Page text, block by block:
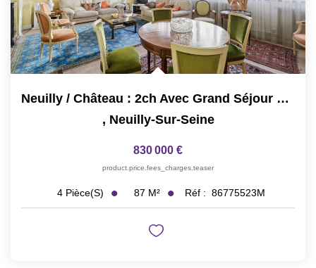
Neuilly / Château : 2ch Avec Grand Séjour Proche Commerces
, Neuilly-Sur-Seine
830 000 €
product.price.fees_charges.teaser
4 Pièce(s) 87 M² Réf : 86775523M